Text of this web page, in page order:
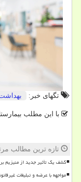
تگهای خبر:
با این مطلب
تازه ترین مطالب
کشف یک تأثیر جدید از منیزیم
مواجهه با عرضه و تبلیغات